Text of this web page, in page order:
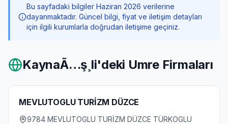
Bu sayfadaki bilgiler Haziran 2026 verilerine
dayanmaktadır. Güncel bilgi, fiyat ve iletişim detayları
için ilgili kurumlarla doğrudan iletişime geçiniz.
KaynaÃ…ş¸li'deki Umre Firmaları
MEVLUTOGLU TURİZM DÜZCE
9784 MEVLUTOGLU TURİZM DÜZCE TÜRKOGLU